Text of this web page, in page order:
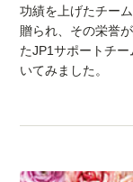
功績を上げたチー
贈られ、その栄誉
たJP1サポートチ
いてみました。